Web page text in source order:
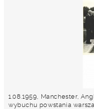
1.08.1959, Manchester,
wybuchu powstania